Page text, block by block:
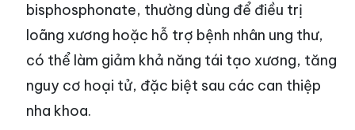
bisphosphonate, thường dùng để điều trị
loãng xương hoặc hỗ trợ bệnh nhân ung thư,
có thể làm giảm khả năng tái tạo xương, tăng
nguy cơ hoại tử, đặc biệt sau các can thiệp
nha khoa.